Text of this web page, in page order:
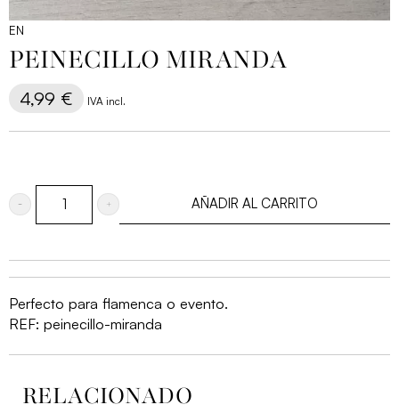
EN
PEINECILLO MIRANDA
4,99 € IVA incl.
Peinecillo
cantidad
AÑADIR AL CARRITO
Perfecto para flamenca o evento.
REF: peinecillo-miranda
RELACIONADO